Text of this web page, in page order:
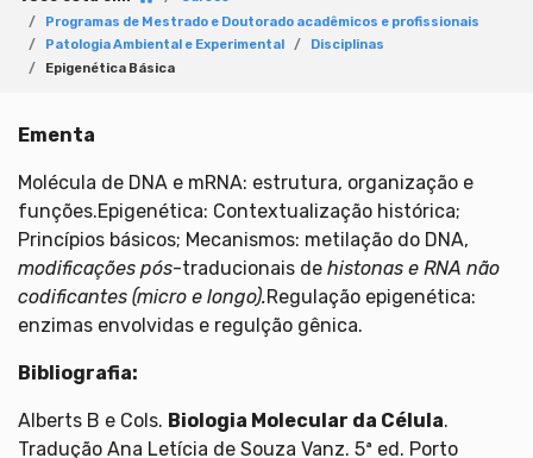
Programas de Mestrado e Doutorado acadêmicos e profissionais
Patologia Ambiental e Experimental
Disciplinas
Epigenética Básica
Ementa
Molécula de DNA e mRNA: estrutura, organização e
funções.Epigenética: Contextualização histórica;
Princípios básicos; Mecanismos: metilação do DNA,
modificações pós-traducionais de histonas e RNA não
codificantes (micro e longo).Regulação epigenética:
enzimas envolvidas e regulção gênica.
Bibliografia:
Alberts B e Cols. Biologia Molecular da Célula.
Tradução Ana Letícia de Souza Vanz. 5ª ed. Porto